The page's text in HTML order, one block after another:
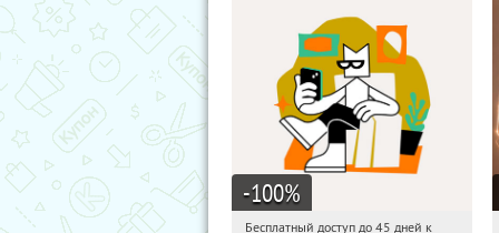
-100%
Бесплатный доступ до 45 дней к